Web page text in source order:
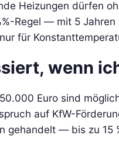
Heizungen dürfen
Regel — mit 5
für
wenn
Euro sind
auf KfW-
gehandelt — bis zu 15